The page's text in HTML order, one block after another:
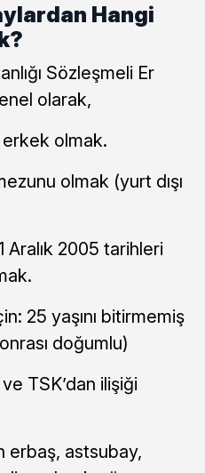
Hangi
Sözleşmeli Er
olarak,
erkek olmak.
olmak (yurt dışı
Aralık 2005 tarihleri
25 yaşını bitirmemiş
doğumlu)
TSK’dan ilişiği
erbaş, astsubay,